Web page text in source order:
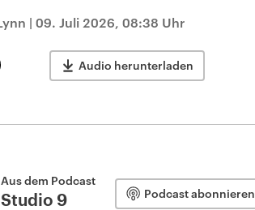
| 09. Juli 2026, 08:38 Uhr
Audio herunterladen
Aus dem Podcast
Studio 9 Podcast abonnieren